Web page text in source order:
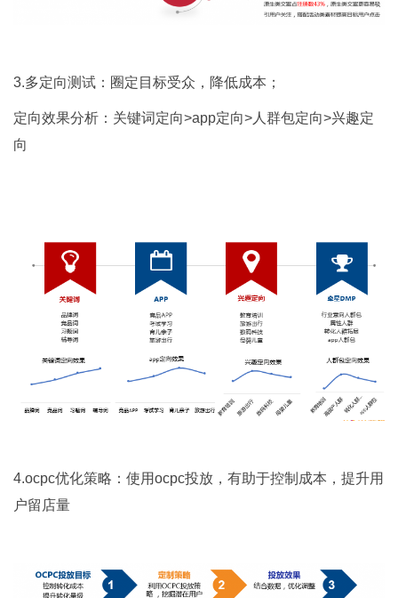
3.多定向测试：圈定目标受众，降低成本；
定向效果分析：关键词定向>app定向>人群包定向>兴趣定
向
4.ocpc优化策略：使用ocpc投放，有助于控制成本，提升用
户留店量